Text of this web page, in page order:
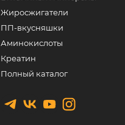
Жиросжигатели
ПП-вкусняшки
Аминокислоты
Креатин
Полный каталог